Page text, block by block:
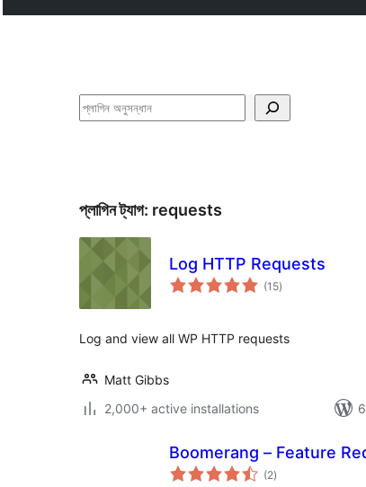
অনুসন্ধান
প্লাগিন ট্যাগ: requests
Log HTTP Requests
(15total
ratings
)
Log and view all WP HTTP requests
Matt Gibbs
2,000+ active installations
Boomerang – Feature
(2total
ratings
)